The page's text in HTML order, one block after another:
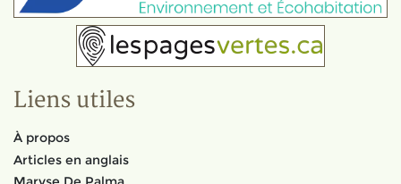
Liens utiles
À propos
Articles en anglais